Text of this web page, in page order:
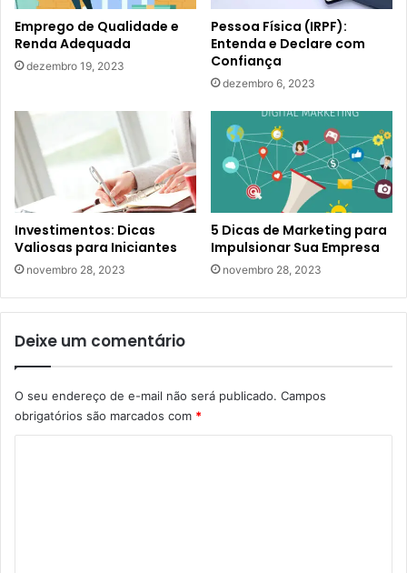
Emprego de Qualidade e
Renda Adequada
dezembro 19, 2023
Pessoa Física (IRPF):
Entenda e Declare com
Confiança
dezembro 6, 2023
Investimentos: Dicas
Valiosas para Iniciantes
novembro 28, 2023
5 Dicas de Marketing para
Impulsionar Sua Empresa
novembro 28, 2023
Deixe um comentário
O seu endereço de e-mail não será publicado. Campos
obrigatórios são marcados com *